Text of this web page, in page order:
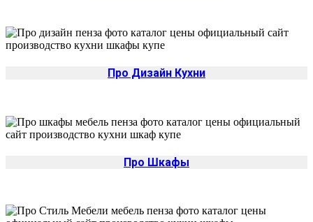
Про Дизайн Кухни
Про Шкафы